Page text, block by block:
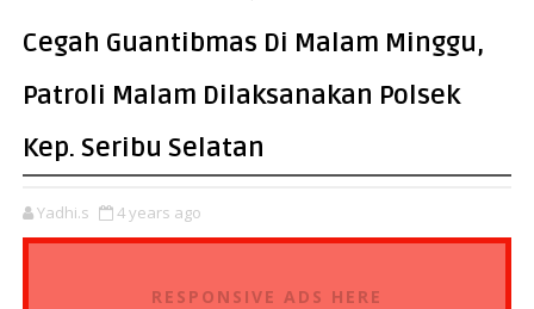
Cegah Guantibmas Di Malam Minggu,
Patroli Malam Dilaksanakan Polsek
Kep. Seribu Selatan
Yadhi.s 4 years ago
RESPONSIVE ADS HERE